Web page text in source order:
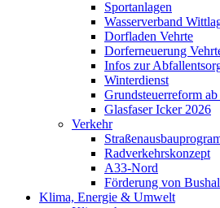
Sportanlagen
Wasserverband
Dorfladen Vehrte
Dorferneuerung
Infos zur
Winterdienst
Grundsteuerreform
Glasfaser Icker 2026
Verkehr
Radverkehrskonzept
A33-Nord
Förderung von
Klima, Energie & Umwelt